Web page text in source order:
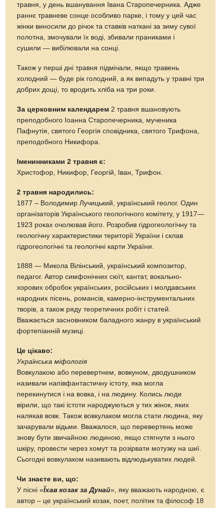
травня, у день вшанування Івана Старопечерника. Адже
раннє травневе сонце особливо парке, і тому у цей час
жінки виносили до річок та ставків наткані за зиму сувої
полотна, змочували їх воді, збивали праниками і
сушили — вибілювали на сонці.
Також у перші дні травня підмічали, якщо травень
холодний — буде рік голодний, а як випадуть у травні три
добрих дощі, то вродить хліба на три роки.
За церковним календарем 2 травня вшановують
преподобного Іоанна Старопечерника, мученика
Пафнутія, святого Георгія сповідника, святого Трифона,
преподобного Никифора.
Іменинниками 2 травня є:
Христофор, Никифор, Георгій, Іван, Трифон.
2 травня народились:
1877 – Володимир Лучицький, український геолог. Один
організаторів Українського геологічного комітету, у 1917—
1923 роках очолював його. Розробив гідрогеологічну та
геологічну характеристики території України і склав
гідрогеологічні та геологічні карти України.
1888 — Микола Вілінський, український композитор,
педагог. Автор симфонічних сюїт, кантат, вокально-
хорових обробок українських, російських і молдавських
народних пісень, романсів, камерно-інструментальних
творів, а також ряду теоретичних робіт і статей.
Вважається засновником баладного жанру в український
фортепіанній музиці.
Це цікаво:
Українська міфологія
Вовкулакою або перевертнем, вовкуном, дводушником
називали напівфантастичну істоту, яка могла
перекинутися і на вовка, і на людину. Колись люди
вірили, що такі істоти народжуються у тих жінок, яких
налякав вовк. Також вовкулаком могла стати людина, яку
зачарували відьми. Вважалося, що перевертень може
знову бути звичайною людиною, якщо стягнути з нього
шкіру, провести через хомут та розірвати мотузку на шиї.
Сьогодні вовкулаком називають відлюдькуватих людей.
Чи знаєте ви, що:
У пісні «Їхав козак за Дунай», яку вважають народною, є
автор – це український козак, поет, політик та філософ 18